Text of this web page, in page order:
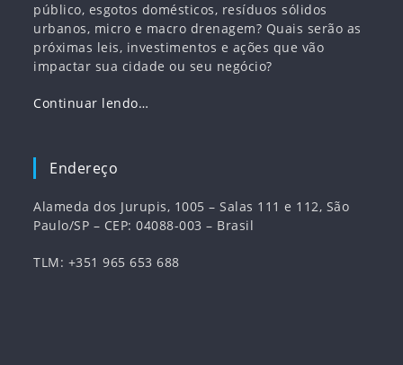
público, esgotos domésticos, resíduos sólidos
urbanos, micro e macro drenagem? Quais serão as
próximas leis, investimentos e ações que vão
impactar sua cidade ou seu negócio?
Continuar lendo…
Endereço
Alameda dos Jurupis, 1005 – Salas 111 e 112, São
Paulo/SP – CEP: 04088-003 – Brasil
TLM: +351 965 653 688